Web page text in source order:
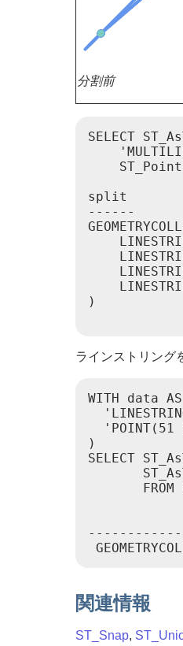
分割前
SELECT
split
------
)
ラインストリング
WITH data
'POINT(51
)
SELECT
FROM
関連情報
ST_Snap,